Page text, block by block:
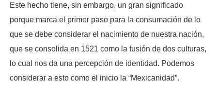
Este hecho tiene, sin embargo, un gran significado
porque marca el primer paso para la consumación de lo
que se debe considerar el nacimiento de nuestra nación,
que se consolida en 1521 como la fusión de dos culturas,
lo cual nos da una percepción de identidad. Podemos
considerar a esto como el inicio la “Mexicanidad”.